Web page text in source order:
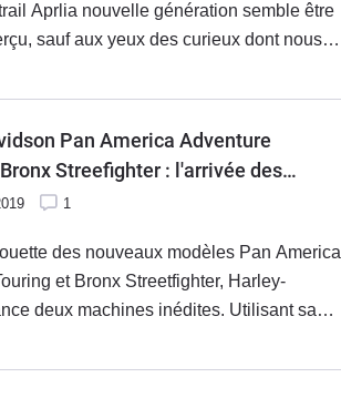
Aprlia nouvelle génération semble être
sauf aux yeux des curieux dont nous
nous partageons ces rares photos avec
Pan America Adventure
Streefighter : l'arrivée des
Max" 1250 et le 975 cm3.
1
des nouveaux modèles Pan America
et Bronx Streetfighter, Harley-
deux machines inédites. Utilisant sa
Max », ces deux motos sont